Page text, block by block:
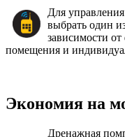
Для
выбрать один
зависимости
помещения и
Экономия на
Дренажная